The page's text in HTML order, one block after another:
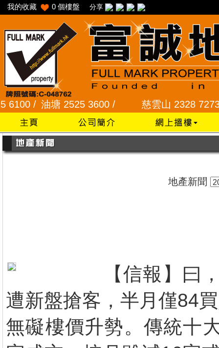
我的收藏 0 個樓盤 分享
/油塘 2525 3600 / 慈雲山 2328 7273 /
地產新聞
【信報】曰
遭新盤搶客，半月僅84
無礙樓價升勢。傳統十